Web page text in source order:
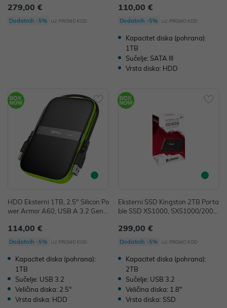
279,00 €
Dodatnih -5% uz PROMO KOD
110,00 €
Dodatnih -5% uz PROMO KOD
Kapacitet diska (pohrana):
1TB
Sučelje: SATA III
Vrsta diska: HDD
HDD Eksterni 1TB, 2.5" Silicon Po
wer Armor A60, USB A 3.2 Gen
114,00 €
Dodatnih -5% uz PROMO KOD
Kapacitet diska (pohrana):
1TB
Sučelje: USB 3.2
Veličina diska: 2.5"
Vrsta diska: HDD
Eksterni SSD Kingston 2TB Porta
ble SSD XS1000, SXS1000/2000
299,00 €
Dodatnih -5% uz PROMO KOD
Kapacitet diska (pohrana):
2TB
Sučelje: USB 3.2
Veličina diska: 1.8"
Vrsta diska: SSD